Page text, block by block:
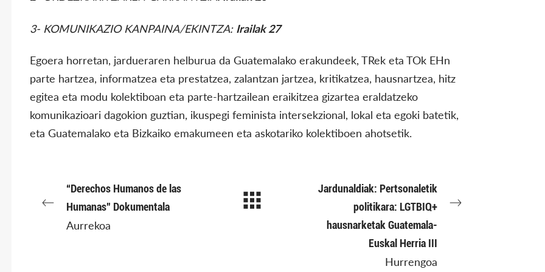
3- KOMUNIKAZIO KANPAINA/EKINTZA: Irailak 27
Egoera horretan, jardueraren helburua da Guatemalako erakundeek, TRek eta TOk EHn
parte hartzea, informatzea eta prestatzea, zalantzan jartzea, kritikatzea, hausnartzea, hitz
egitea eta modu kolektiboan eta parte-hartzailean eraikitzea gizartea eraldatzeko
komunikazioari dagokion guztian, ikuspegi feminista intersekzional, lokal eta egoki batetik,
eta Guatemalako eta Bizkaiko emakumeen eta askotariko kolektiboen ahotsetik.
“Derechos Humanos de las
Humanas” Dokumentala
Aurrekoa
Jardunaldiak: Pertsonaletik
politikara: LGTBIQ+
hausnarketak Guatemala-
Euskal Herria III
Hurrengoa